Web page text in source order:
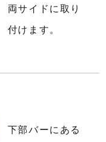
両サイドに取り
付けます。
下部バーにある